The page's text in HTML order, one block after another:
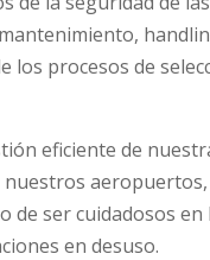
procesos de
eficiente de
de ser cuidadosos
en desuso.